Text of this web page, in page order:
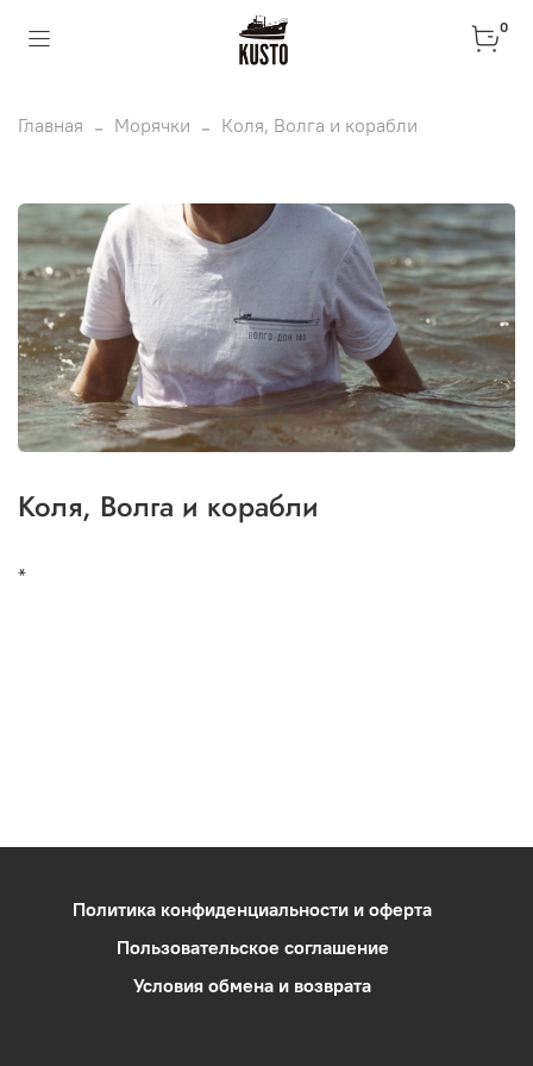
0
Главная Морячки Коля, Волга и корабли
Коля, Волга и корабли
*
Политика конфиденциальности и оферта
Пользовательское соглашение
Условия обмена и возврата